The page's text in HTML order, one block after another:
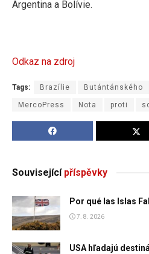
Argentina a Bolívie.
Odkaz na zdroj
Tags: Brazílie Butántánského
MercoPress Nota proti
Souvisejícípříspěvky
Por qué las Islas
7. 8. 2026
USA hľadajú